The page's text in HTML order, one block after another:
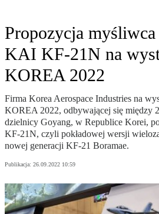
Propozycja myśliwca
KAI KF-21N na
KOREA 2022
Firma Korea Aerospace Industries na
KOREA 2022, odbywającej się między
dzielnicy Goyang, w Republice Korei,
KF-21N, czyli pokładowej wersji
nowej generacji KF-21 Boramae.
Publikacja: 26.09.2022 10:59